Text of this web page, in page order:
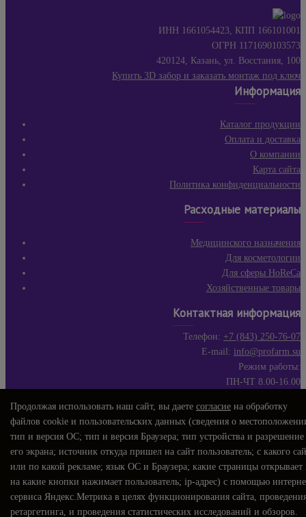
ИНН 1661054423, КПП 166101001
ОГРН 1171690103573
420124, Казань, ул. Восстания, 100
Купить 3D забор и заказать монтаж под ключ
Информация
Каталог продукции
Оплата и доставка
О компании
Карта сайта
Политика конфиденциальности
Расходные материалы
Медицинского назначения
Для косметологии
Для сферы HoReCa
Хозяйственные товары
Контактная информация
Телефон: +7 (843) 250-76-07
E-mail: info@profarm.su
Режим работы:
ПН-ЧТ 8.00-16.00
СБ-ВС выходные дни
WhatsApp 1:+7 (917) 222-86-78
WhatsApp 2:+7 (903) 307-09-75
Продолжая использовать наш сайт, вы даете согласие на обработку
файлов cookie и пользовательских данных (сведения о
тип и версия ОС; тип и версия Браузера; тип устройства и разрешение
его экрана; источник откуда пришел на сайт пользователь; с какого
или по какой рекламе; язык ОС и Браузера; какие страницы открывает
на какие кнопки нажимает пользователь; ip-адрес) с помощью
сервиса Яндекс.Метрика в целях функционирования сайта,
ретаргетинга, и проведения статистических исследований и обзоров.